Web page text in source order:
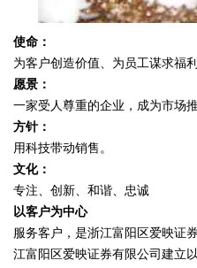
使命：
为客户创造价值、为员工谋求福利
愿景：
一家受人尊重的企业，成为市场
方针：
用科技带动销售。
文化：
专注、创新、和谐、忠诚
以客户为中心
服务客户，是浙江富阳区爱映证
江富阳区爱映证券有限公司建立